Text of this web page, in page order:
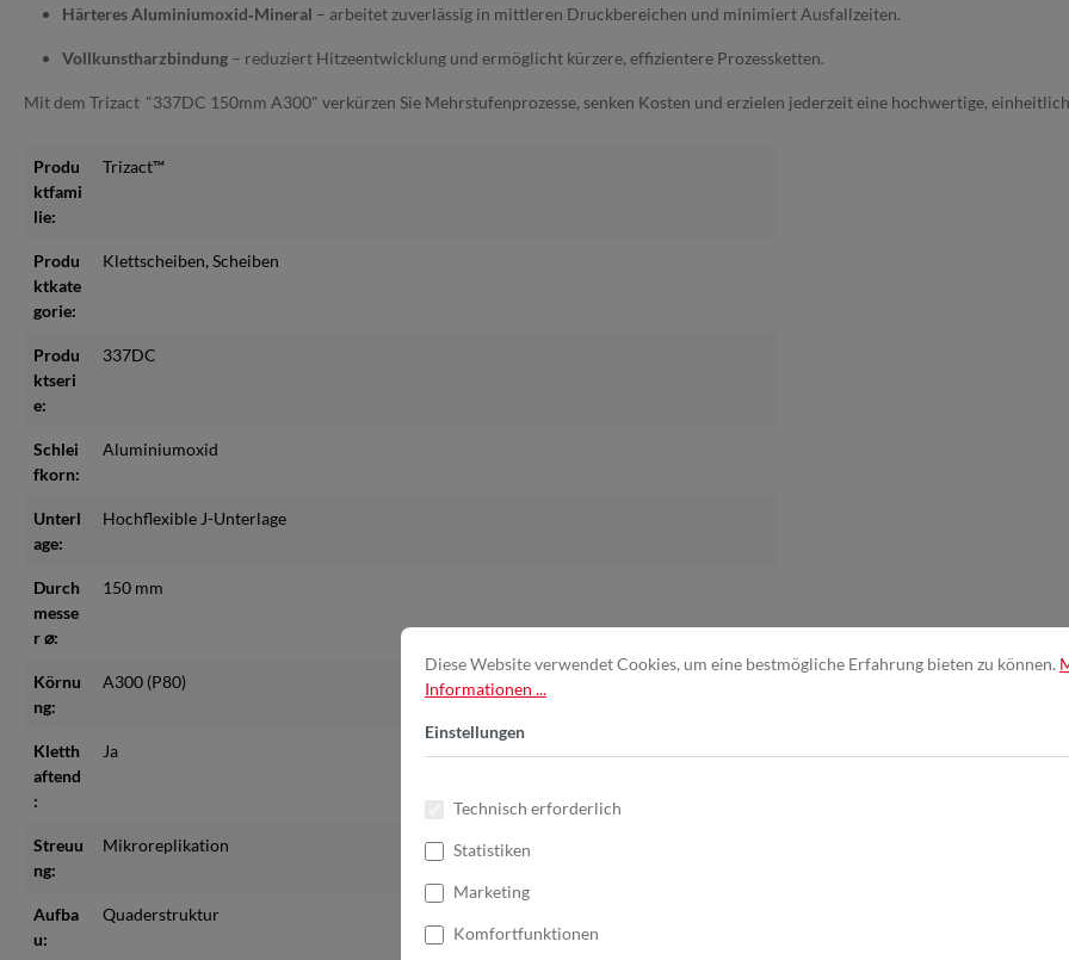
Härteres Aluminiumoxid‑Mineral – arbeitet zuverlässig in mittleren Druckbereichen und minimiert Ausfallzeiten.
Vollkunstharzbindung – reduziert Hitze­entwicklung und ermöglicht kürzere, effizientere Prozessketten.
Mit dem Trizact "337DC 150mm A300" verkürzen Sie Mehrstufenprozesse, senken Kosten und erzielen jederzeit eine hochwertige,
Produ
ktfami
lie:
Trizact™
Produ
ktkate
gorie:
Klettscheiben, Scheiben
Produ
ktseri
e:
337DC
Schlei
fkorn:
Aluminiumoxid
Unterl
age:
Hochflexible J-Unterlage
Durch
messe
r ⌀:
150 mm
Körnu
ng:
A300 (P80)
Kletth
aftend
:
Ja
Streuu
ng:
Mikroreplikation
Aufba
u:
Quaderstruktur
Diese Website verwendet Cookies, um eine bestmögliche Erfahrung bieten zu können.
Informationen ...
Einstellungen
Technisch erforderlich
Statistiken
Marketing
Komfortfunktionen